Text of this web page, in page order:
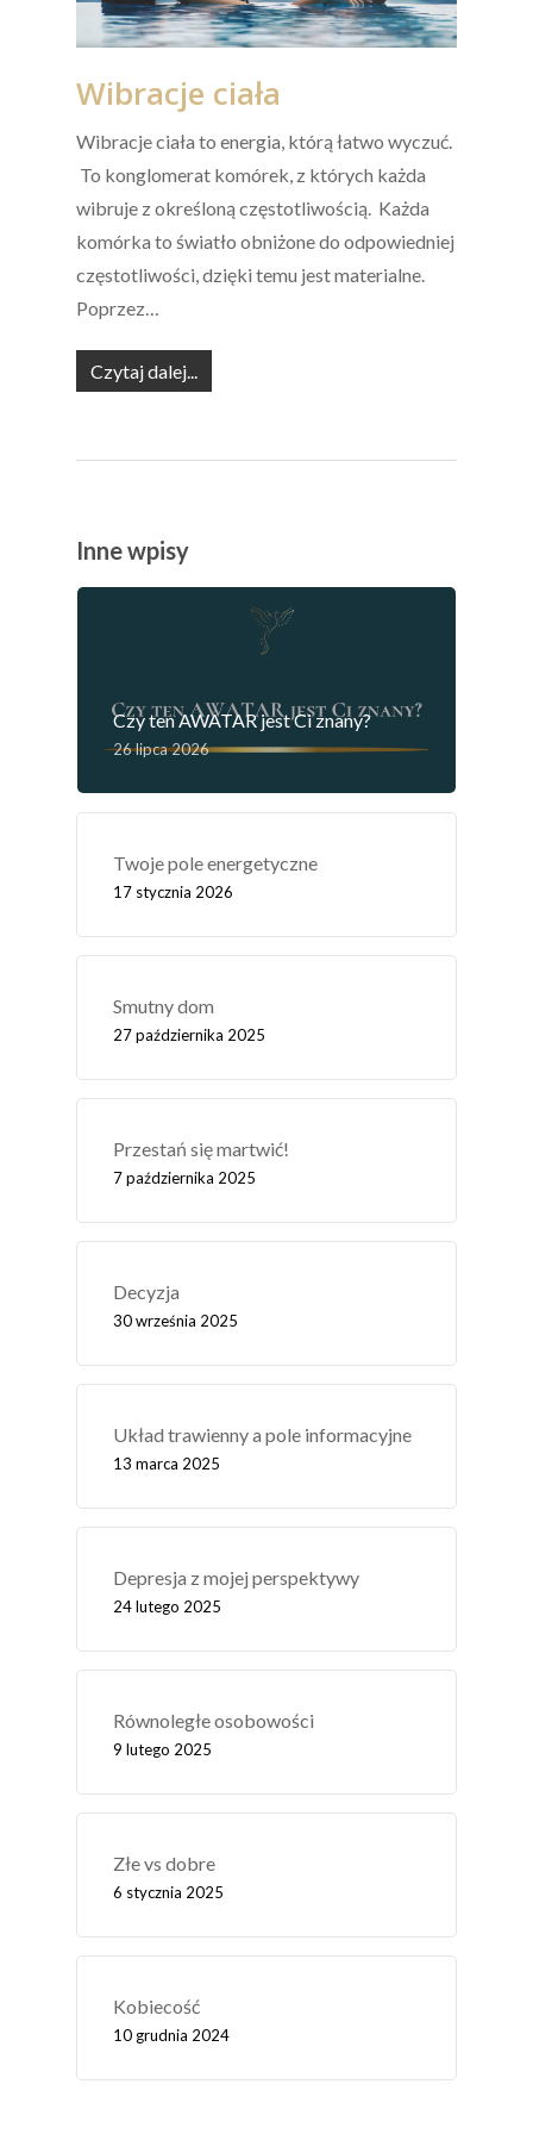
Wibracje ciała
Wibracje ciała to energia, którą łatwo wyczuć.
To konglomerat komórek, z których każda
wibruje z określoną częstotliwością. Każda
komórka to światło obniżone do odpowiedniej
częstotliwości, dzięki temu jest materialne.
Poprzez…
Czytaj dalej...
Inne wpisy
Czy ten AWATAR jest Ci znany?
26 lipca 2026
Twoje pole energetyczne
17 stycznia 2026
Smutny dom
27 października 2025
Przestań się martwić!
7 października 2025
Decyzja
30 września 2025
Układ trawienny a pole informacyjne
13 marca 2025
Depresja z mojej perspektywy
24 lutego 2025
Równoległe osobowości
9 lutego 2025
Złe vs dobre
6 stycznia 2025
Kobiecość
10 grudnia 2024